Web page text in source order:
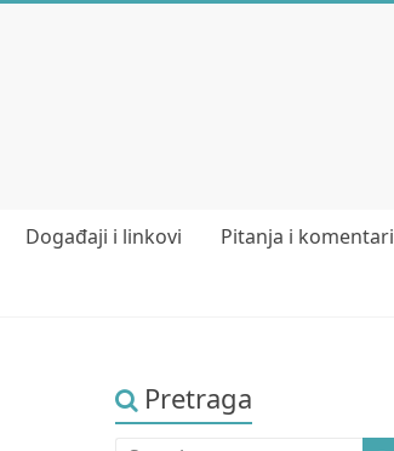
Događaji i linkovi Pitanja i komentari
Pretraga